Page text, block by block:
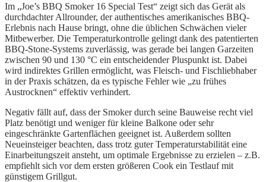
Im „Joe’s BBQ Smoker 16 Special Test“ zeigt sich das Gerät als
durchdachter Allrounder, der authentisches amerikanisches BBQ-
Erlebnis nach Hause bringt, ohne die üblichen Schwächen vieler
Mitbewerber. Die Temperaturkontrolle gelingt dank des patentierten
BBQ-Stone-Systems zuverlässig, was gerade bei langen Garzeiten
zwischen 90 und 130 °C ein entscheidender Pluspunkt ist. Dabei
wird indirektes Grillen ermöglicht, was Fleisch- und Fischliebhaber
in der Praxis schätzen, da es typische Fehler wie „zu frühes
Austrocknen“ effektiv verhindert.
Negativ fällt auf, dass der Smoker durch seine Bauweise recht viel
Platz benötigt und weniger für kleine Balkone oder sehr
eingeschränkte Gartenflächen geeignet ist. Außerdem sollten
Neueinsteiger beachten, dass trotz guter Temperaturstabilität eine
Einarbeitungszeit ansteht, um optimale Ergebnisse zu erzielen – z.B.
empfiehlt sich vor dem ersten größeren Cook ein Testlauf mit
günstigem Grillgut.